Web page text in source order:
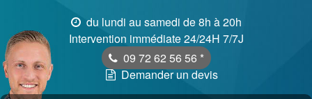
du lundi au samedi de 8h à 20h
Intervention immédiate 24/24H 7/7J
09 72 62 56 56 *
Demander un devis